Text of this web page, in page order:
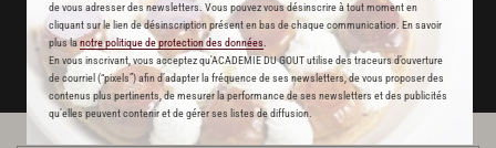
de vous adresser des newsletters. Vous pouvez vous désinscrire à tout moment en
cliquant sur le lien de désinscription présent en bas de chaque communication. En savoir
plus lanotre politique de protection des données
En vous inscrivant, vous acceptez qu'ACADEMIE DU GOUT utilise des traceurs d’ouverture
de courriel (“pixels”) afin d’adapter la fréquence de ses newsletters, de vous proposer des
contenus plus pertinents, de mesurer la performance de ses newsletters et des publicités
qu’elles peuvent contenir et de gérer ses listes de diffusion.
JE M'ABONNE
DÉJÀ ABONNÉ(E) ? JE ME CONNECTE